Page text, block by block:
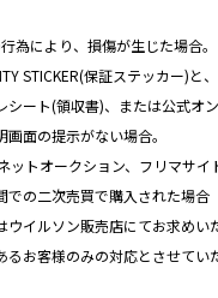
為により、損傷が生じた場合。
STICKER(保証ステッカー)と
シート(領収書)、または公式オ
画面の提示がない場合。
ットオークション、フリマサイ
での二次売買で購入された場合
イルソン販売店にてお求めい
るお客様のみの対応とさせてい